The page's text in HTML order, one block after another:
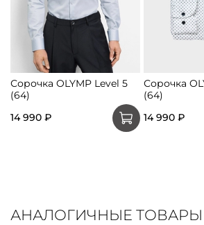
Сорочка OLYMP Level 5
(64)
14 990 ₽
Сорочка
(64)
14 990 ₽
АНАЛОГИЧНЫЕ ТОВАРЫ